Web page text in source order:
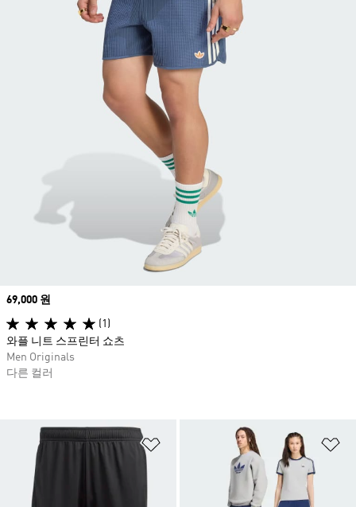
위시리스트 담기
Price
69,000 원
(1)
와플 니트 스프린터 쇼츠
Men Originals
다른 컬러